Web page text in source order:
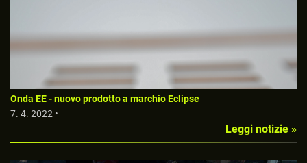
Onda EE - nuovo prodotto a marchio Eclipse
7. 4. 2022 •
Leggi notizie »